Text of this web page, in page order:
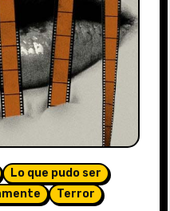
Lo que pudo ser
Terror